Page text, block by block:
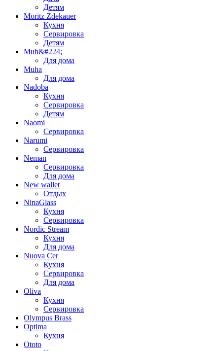
Детям
Moritz Zdekauer
Кухня
Сервировка
Детям
Muh&#224;
Для дома
Muha
Для дома
Nadoba
Кухня
Сервировка
Детям
Naomi
Сервировка
Narumi
Сервировка
Neman
Сервировка
Для дома
New wallet
Отдых
NinaGlass
Кухня
Сервировка
Nordic Stream
Кухня
Для дома
Nuova Cer
Кухня
Сервировка
Для дома
Oliva
Кухня
Сервировка
Olympus Brass
Optima
Кухня
Ototo